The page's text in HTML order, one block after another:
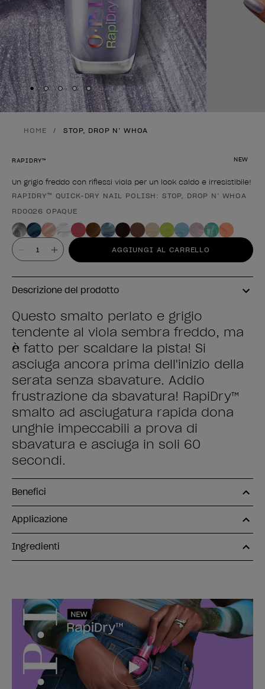
Skip to slide1
Skip to slide2
Skip to slide3
Skip to slide4
Skip to slide5
HOME STOP, DROP N’ WHOA
NEW
RAPIDRY™
Un grigio freddo con riflessi viola per un look caldo e irresistibile!
Forma del prodotto
RAPIDRY™ QUICK-DRY NAIL POLISH: STOP, DROP N’ WHOA
RD0026 OPAQUE
Valore AGGIUNGI AL CARRELLO
Descrizione del prodotto
Questo smalto perlato e grigio
tendente al viola sembra freddo, ma
è fatto per scaldare la pista! Si
asciuga ancora prima dell'inizio della
serata senza sbavature. Addio
frustrazione da sbavatura! RapiDry™
smalto ad asciugatura rapida dona
unghie impeccabili a prova di
sbavatura e asciuga in soli 60
secondi.
Benefici
Applicazione
Ingredienti